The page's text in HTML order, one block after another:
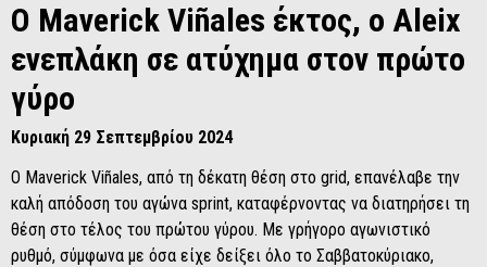
O Maverick Viñales έκτος, ο Aleix
ενεπλάκη σε ατύχημα στον πρώτο
γύρο
Κυριακή 29 Σεπτεμβρίου 2024
Ο Maverick Viñales, από τη δέκατη θέση στο grid, επανέλαβε την
καλή απόδοση του αγώνα sprint, καταφέρνοντας να διατηρήσει τη
θέση στο τέλος του πρώτου γύρου. Με γρήγορο αγωνιστικό
ρυθμό, σύμφωνα με όσα είχε δείξει όλο το Σαββατοκύριακο,